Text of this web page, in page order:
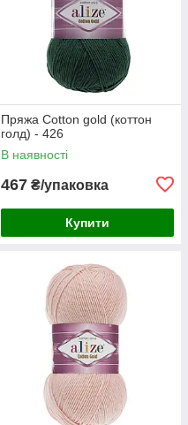
Пряжа Cotton gold (коттон
голд) - 426
В наявності
467 ₴/упаковка
Купити